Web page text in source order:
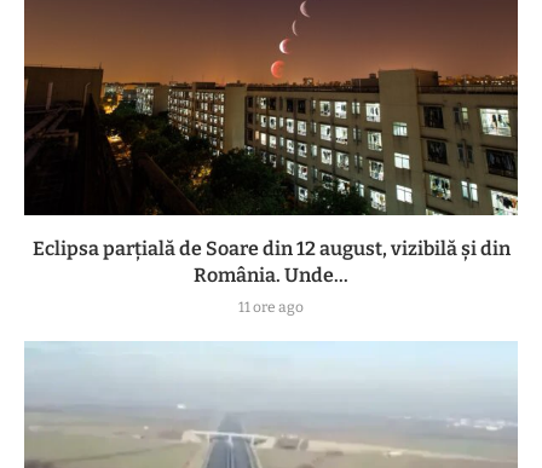
Eclipsa parțială de Soare din 12 august, vizibilă și din
România. Unde...
11 ore ago